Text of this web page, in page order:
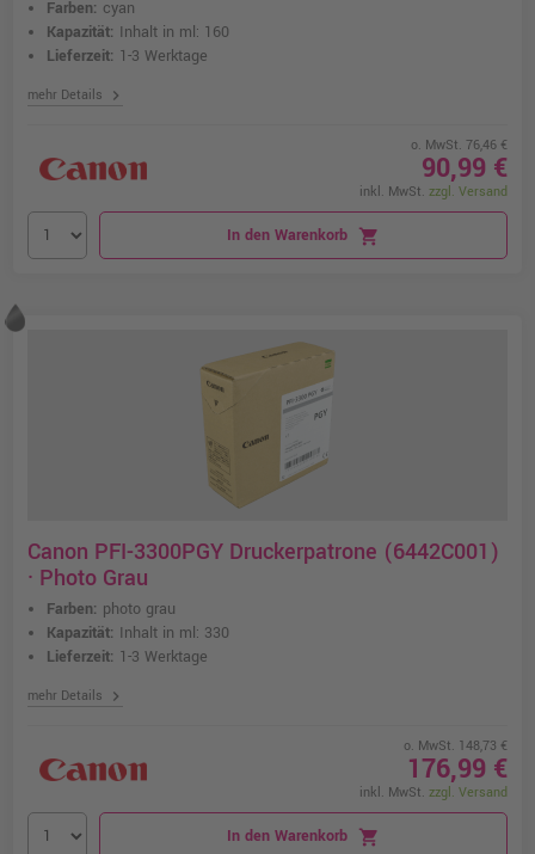
Farben: cyan
Kapazität: Inhalt in ml: 160
Lieferzeit: 1-3 Werktage
mehr Details chevron_right
o. MwSt. 76,46 €
90,99 €
inkl. MwSt. zzgl. Versand
In den Warenkorb shopping_cart
Canon PFI-3300PGY Druckerpatrone (6442C001)
· Photo Grau
Farben: photo grau
Kapazität: Inhalt in ml: 330
Lieferzeit: 1-3 Werktage
mehr Details chevron_right
o. MwSt. 148,73 €
176,99 €
inkl. MwSt. zzgl. Versand
In den Warenkorb shopping_cart